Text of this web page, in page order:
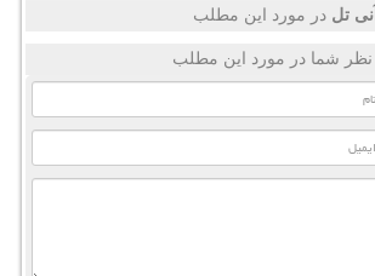
آنی تل در مورد این مطلب
نظر شما در مورد این مطلب